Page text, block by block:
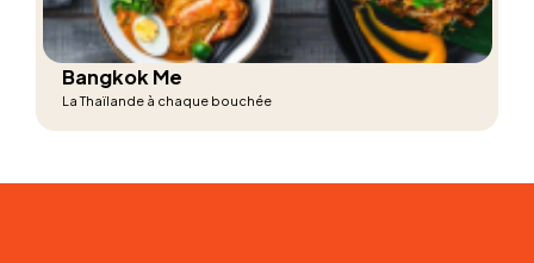
Bangkok Me
La Thaïlande à chaque bouchée